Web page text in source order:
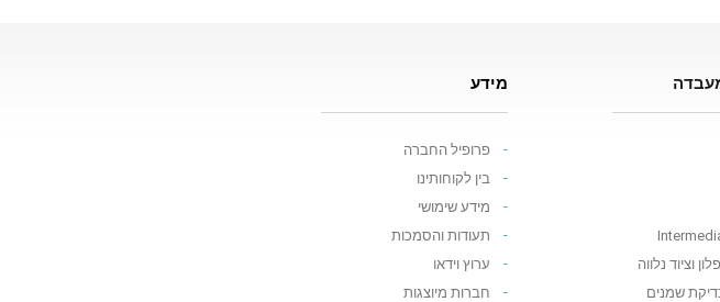
וציוד נלווה
שמנים
מידע
פרופיל החברה
בין לקוחותינו
מידע שימושי
תעודות והסמכות
ערוץ וידאו
חברות מיוצגות